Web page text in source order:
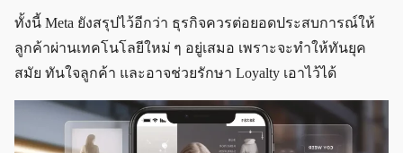
ทั้งนี้ Meta ยังสรุปไว้อีกว่า ธุรกิจควรต่อยอดประสบการณ์ให้
ลูกค้าผ่านเทคโนโลยีใหม่ ๆ อยู่เสมอ เพราะจะทำให้ทันยุค
สมัย ทันใจลูกค้า และอาจช่วยรักษา Loyalty เอาไว้ได้